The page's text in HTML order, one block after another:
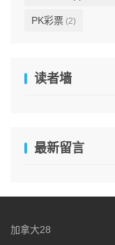
PK彩票 (2)
读者墙
最新留言
加拿大28